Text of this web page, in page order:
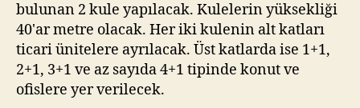
bulunan 2 kule yapılacak. Kulelerin yüksekliği
40'ar metre olacak. Her iki kulenin alt katları
ticari ünitelere ayrılacak. Üst katlarda ise 1+1,
2+1, 3+1 ve az sayıda 4+1 tipinde konut ve
ofislere yer verilecek.